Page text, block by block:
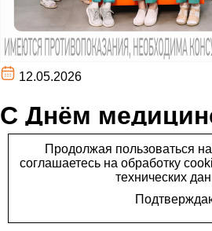
12.05.2026
С Днём
сестры!
Сегодня, 12 мая, мы поздравляем
медсестёр — главных хранительниц